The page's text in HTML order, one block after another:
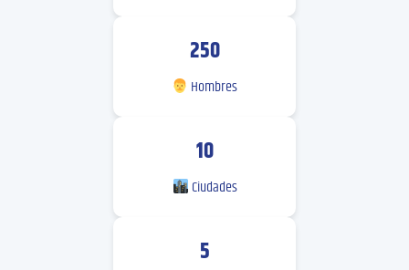
250
Hombres
10
Ciudades
5